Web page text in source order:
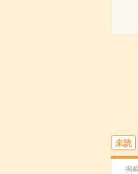
未読
掲